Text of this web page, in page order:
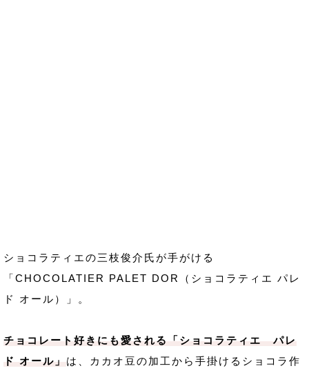
ショコラティエの三枝俊介氏が手がける
「CHOCOLATIER PALET DOR（ショコラティエ パレ
ド オール）」。
チョコレート好きにも愛される「ショコラティエ パレ
ド オール」 は、カカオ豆の加工から手掛けるショコラ作